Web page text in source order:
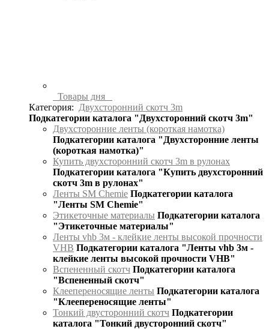
Товары дня
Категория:
Двухсторонний скотч 3m
Подкатегории каталога "Двухсторонний скотч 3m"
Двухсторонние ленты (короткая намотка)
Подкатегории каталога "Двухсторонние ленты
(короткая намотка)"
Купить двухсторонний скотч 3m в рулонах
Подкатегории каталога "Купить двухсторонний
скотч 3m в рулонах"
Ленты SM Chemie Подкатегории каталога
"Ленты SM Chemie"
Этикеточные материалы Подкатегории каталога
"Этикеточные материалы"
Ленты vhb 3м - клейкие ленты высокой прочности
VHB Подкатегории каталога "Ленты vhb 3м -
клейкие ленты высокой прочности VHB"
Вспененный скотч Подкатегории каталога
"Вспененный скотч"
Клеепереносящие ленты Подкатегории каталога
"Клеепереносящие ленты"
Тонкий двусторонний скотч Подкатегории
каталога "Тонкий двусторонний скотч"